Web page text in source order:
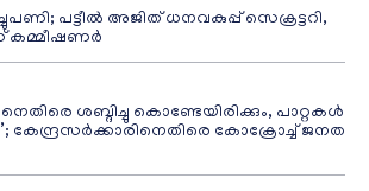
പട്ടീല്‍ അജിത് ധനവകുപ്പ് സെക്രട്ടറി,
കമ്മീഷണര്‍
ശബ്ദിച്ചു കൊണ്ടേയിരിക്കും, പാറ്റകൾ
കേന്ദ്രസർക്കാരിനെതിരെ കോക്രോച്ച് ജനത